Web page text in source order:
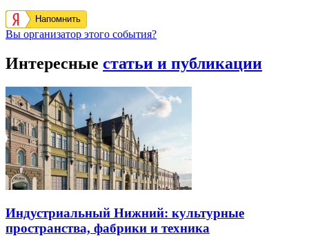
Напомнить
Вы организатор этого события?
Интересные статьи и публикации
Индустриальный Нижний: культурные
пространства, фабрики и техника